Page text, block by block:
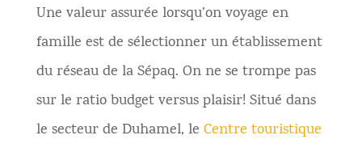
Une valeur assurée lorsqu’on voyage en
famille est de sélectionner un établissement
du réseau de la Sépaq. On ne se trompe pas
sur le ratio budget versus plaisir! Situé dans
le secteur de Duhamel, le Centre touristique